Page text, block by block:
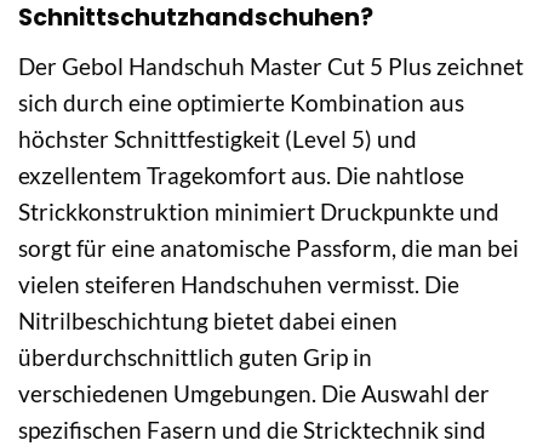
Schnittschutzhandschuhen?
Der Gebol Handschuh Master Cut 5 Plus zeichnet
sich durch eine optimierte Kombination aus
höchster Schnittfestigkeit (Level 5) und
exzellentem Tragekomfort aus. Die nahtlose
Strickkonstruktion minimiert Druckpunkte und
sorgt für eine anatomische Passform, die man bei
vielen steiferen Handschuhen vermisst. Die
Nitrilbeschichtung bietet dabei einen
überdurchschnittlich guten Grip in
verschiedenen Umgebungen. Die Auswahl der
spezifischen Fasern und die Stricktechnik sind